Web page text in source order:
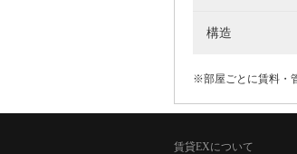
構造
※部屋ごとに賃料・
賃貸EXについて